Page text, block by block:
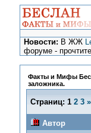
Новости: В ЖЖ
форуме -
Факты и Мифы
заложника.
Страниц: 1 2 3 »
Автор